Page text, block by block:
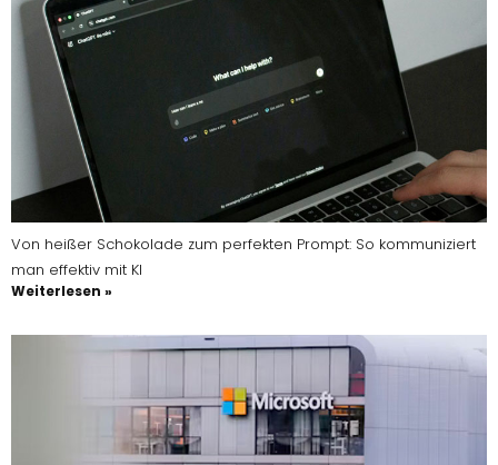
Von heißer Schokolade zum perfekten Prompt: So kommuniziert
man effektiv mit KI
Weiterlesen »